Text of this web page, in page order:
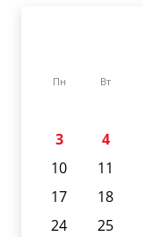
Пн Вт
3
4
10
11
17
18
24
25